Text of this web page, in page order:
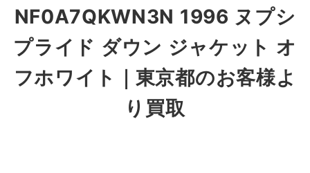
NF0A7QKWN3N 1996 ヌプシ
プライド ダウン ジャケット オ
フホワイト｜東京都のお客様よ
り買取